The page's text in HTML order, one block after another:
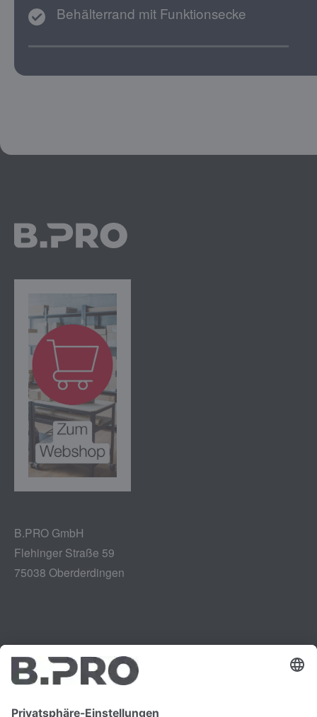
Behälterrand mit Funktionsecke
B.PRO GmbH
Flehinger Straße 59
75038 Oberderdingen
Impressum
Datenschutz